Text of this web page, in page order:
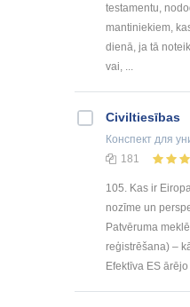
testamentu,
mantiniekiem,
dienā, ja tā
vai, ...
Civiltiesības
Конспект для
181
105. Kas ir
nozīme un
Patvēruma
reģistrēšana) –
Efektīva ES ārējo